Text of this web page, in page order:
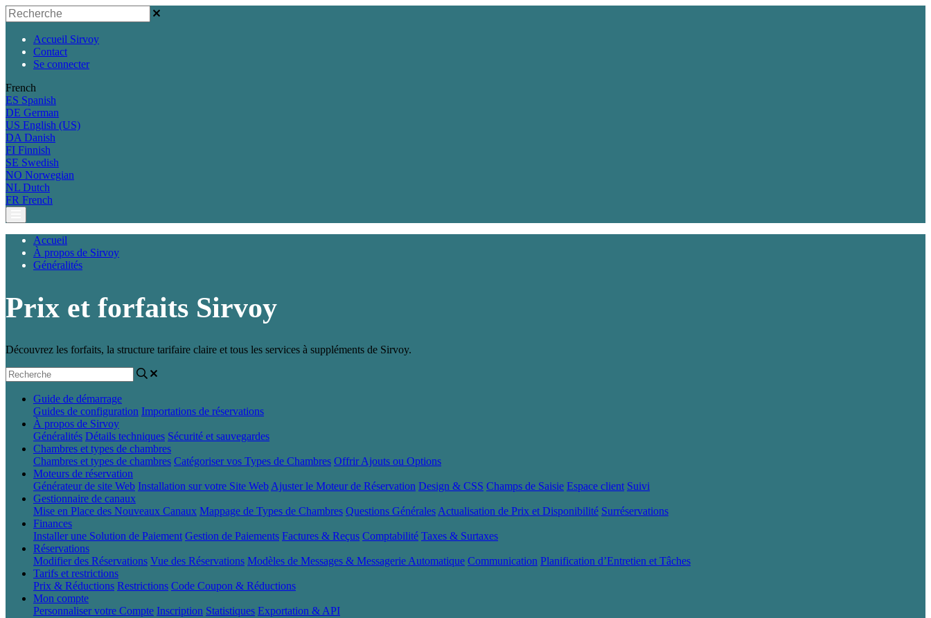
Accueil Sirvoy
Contact
Se connecter
French
ES Spanish
DE German
US English (US)
DA Danish
FI Finnish
SE Swedish
NO Norwegian
NL Dutch
FR French
Accueil
À propos de Sirvoy
Généralités
Prix et forfaits Sirvoy
Découvrez les forfaits, la structure tarifaire claire et tous les services à suppléments de Sirvoy.
Guide de démarrage
Guides de configuration Importations de réservations
À propos de Sirvoy
Généralités Détails techniques Sécurité et sauvegardes
Chambres et types de chambres
Chambres et types de chambres Catégoriser vos Types de Chambres Offrir Ajouts ou Options
Moteurs de réservation
Générateur de site Web Installation sur votre Site Web Ajuster le Moteur de Réservation Design & CSS Champs de Saisie Espace client Suivi
Gestionnaire de canaux
Mise en Place des Nouveaux Canaux Mappage de Types de Chambres Questions Générales Actualisation de Prix et Disponibilité Surréservations
Finances
Installer une Solution de Paiement Gestion de Paiements Factures & Reçus Comptabilité Taxes & Surtaxes
Réservations
Modifier des Réservations Vue des Réservations Modèles de Messages & Messagerie Automatique Communication Planification d’Entretien et Tâches
Tarifs et restrictions
Prix & Réductions Restrictions Code Coupon & Réductions
Mon compte
Personnaliser votre Compte Inscription Statistiques Exportation & API